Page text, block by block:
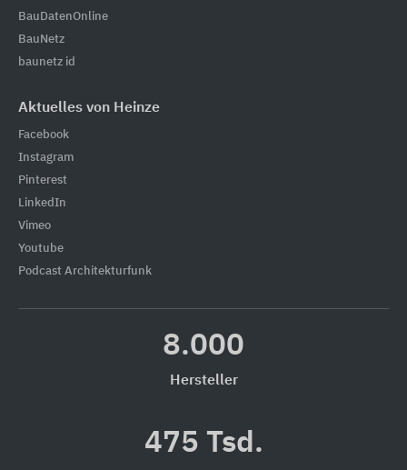
BauDatenOnline
BauNetz
baunetz id
Aktuelles von Heinze
Facebook
Instagram
Pinterest
LinkedIn
Vimeo
Youtube
Podcast Architekturfunk
8.000
Hersteller
475 Tsd.